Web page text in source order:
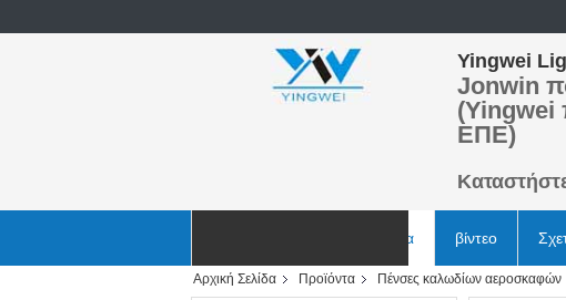
Yingwei
Jonwin
(Yingwei
ΕΠΕ)
Προϊόντα βίντεο
Ζητήστε ένα απόσπασμα
Αρχική Σελίδα Προϊόντα Πένσες καλωδίων αεροσκαφών